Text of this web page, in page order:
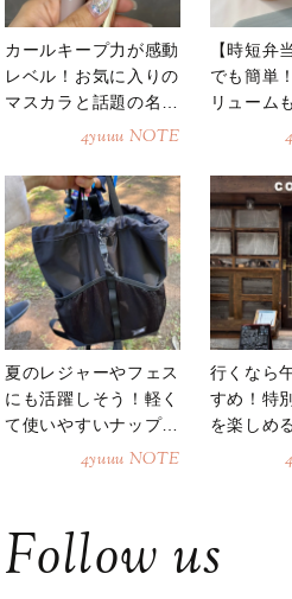
カールキープ力が感動
レベル！お気に入りの
マスカラと話題の名品
4yuuu NOTE
【時短弁
でも簡単
リューム
夏のレジャーやフェス
にも活躍しそう！軽く
て使いやすいナップサ
4yuuu NOTE
行くなら
すめ！特
を楽しめ
Follow us